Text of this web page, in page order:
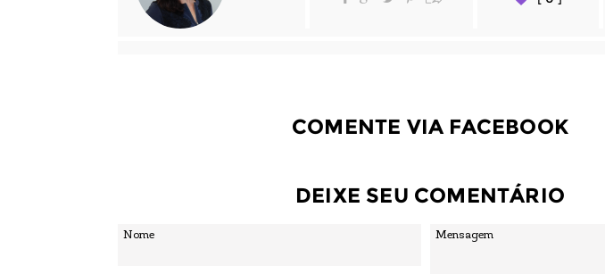
COMENTE VIA FACEBOOK
DEIXE SEU COMENTÁRIO